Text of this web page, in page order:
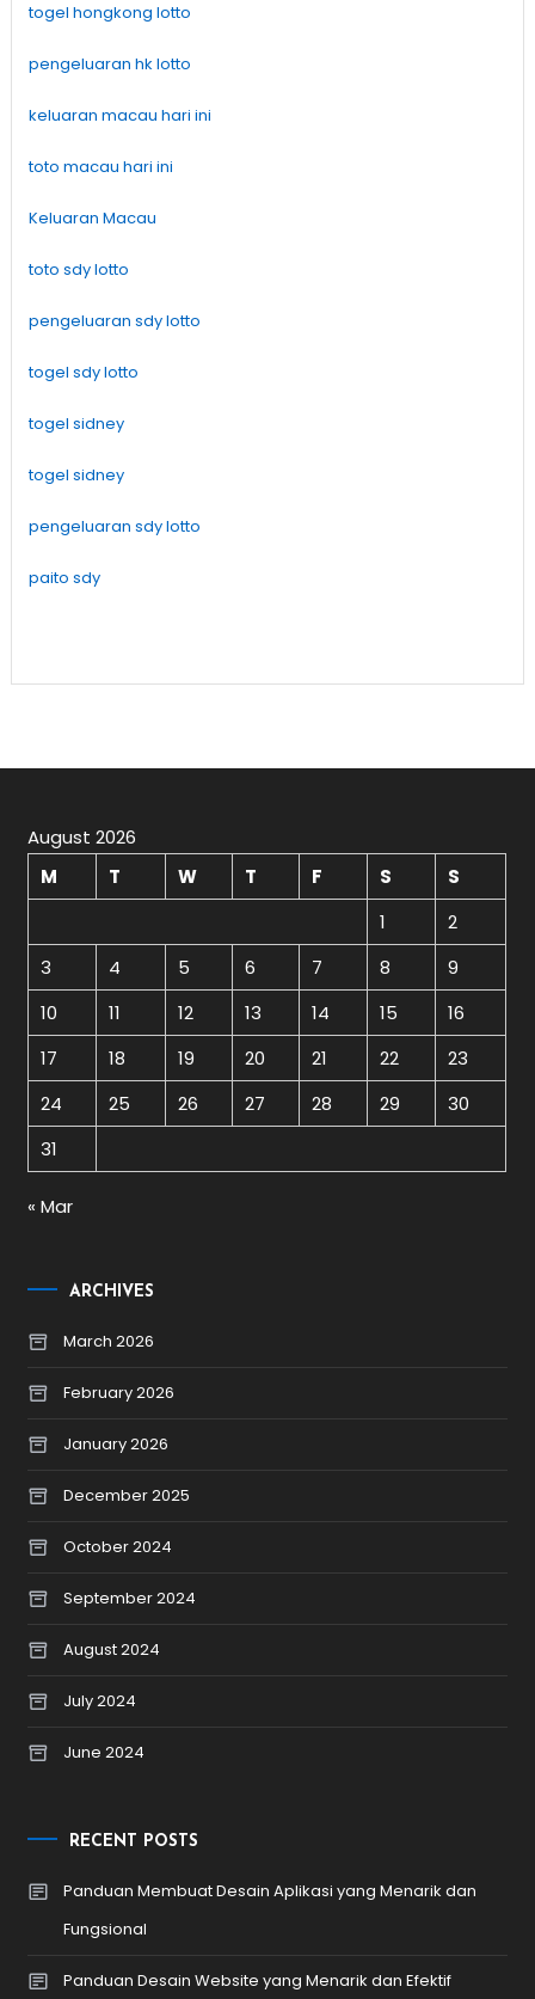
togel hongkong lotto
pengeluaran hk lotto
keluaran macau hari ini
toto macau hari ini
Keluaran Macau
toto sdy lotto
pengeluaran sdy lotto
togel sdy lotto
togel sidney
togel sidney
pengeluaran sdy lotto
paito sdy
August 2026
M
T W T F S
S
1
2
3
4 5 6 7 8
9
10
11 12 13 14 15
16
17
18 19 20 21 22
23
24
25 26 27 28 29
30
31
« Mar
ARCHIVES
March 2026
February 2026
January 2026
December 2025
October 2024
September 2024
August 2024
July 2024
June 2024
RECENT POSTS
Panduan Membuat Desain Aplikasi yang Menarik dan
Fungsional
Panduan Desain Website yang Menarik dan Efektif